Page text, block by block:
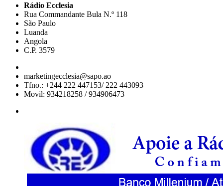
Rádio Ecclesia
Rua Commandante Bula N.º 118
São Paulo
Luanda
Angola
C.P. 3579
marketingecclesia@sapo.ao
Tfno.: +244 222 447153/ 222 443093
Movil: 934218258 / 934906473